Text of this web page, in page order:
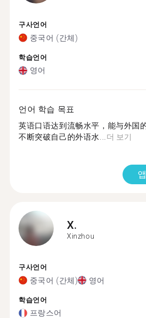
구사언어
중국어 (간체)
학습언어
영어
언어 학습 목표
英语口语达到流畅水平，能与外国
不断突破自己的外语水...더 보기
X.
Xinzhou
구사언어
중국어 (간체) 영어
학습언어
프랑스어